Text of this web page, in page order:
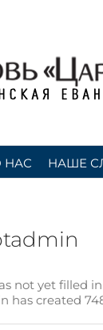
НАС НАШЕ
not yet filled
has created